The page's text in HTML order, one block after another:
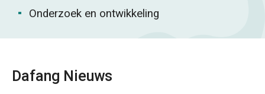
Onderzoek en ontwikkeling
Dafang Nieuws
اردو
Беларуская мова
Kiswahili